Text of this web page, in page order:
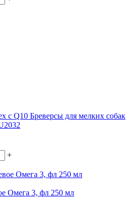
Q10 Бреверсы для мелких собак
+
Омега 3, фл 250 мл